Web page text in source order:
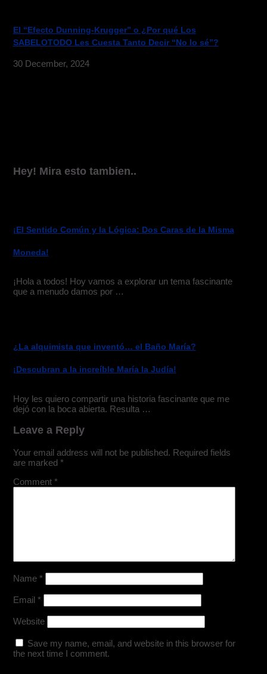
El “Efecto Dunning-Krugger” o ¿Por qué Los
SABELOTODO Les Cuesta Tanto Decir “No lo sé”?
30 December, 2024
Hey! Mira esto tambien..
¡El Sentido Común y la Lógica: Dos Caras de la Misma
Moneda!
¡Hola a todos! Hoy vamos a explorar un tema fascinante
que a menudo damos por …
¿La alquimista que inventó… el Baño María?
¡Descubran a la increíble María la Judía!
Hoy les quiero compartir una historia fascinante que me
dejó con la boca abierta. Resulta …
Leave a Reply
Your email address will not be published. Required fields
are marked *
Comment *
Name *
Email *
Website
Save my name, email, and website in this browser for
the next time I comment.